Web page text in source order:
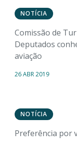
NOTÍCIA
Comissão de
Deputados
aviação
26 ABR 2019
NOTÍCIA
Preferência por